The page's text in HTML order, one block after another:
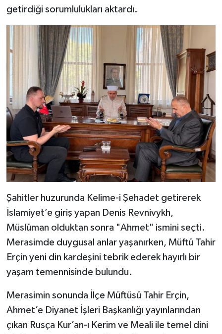
getirdiği sorumlulukları aktardı.
Şahitler huzurunda Kelime-i Şehadet getirerek
İslamiyet’e giriş yapan Denis Revnivykh,
Müslüman olduktan sonra "Ahmet" ismini seçti.
Merasimde duygusal anlar yaşanırken, Müftü Tahir
Erçin yeni din kardeşini tebrik ederek hayırlı bir
yaşam temennisinde bulundu.
Merasimin sonunda İlçe Müftüsü Tahir Erçin,
Ahmet’e Diyanet İşleri Başkanlığı yayınlarından
çıkan Rusça Kur’an-ı Kerim ve Meali ile temel dini
Bursa Müftülüğü
Çanakkale Müftülüğü
Çankırı Müftülüğü
Çorum Müftülüğü
Denizli Müftülüğü
Diyarbakır Müftülüğü
Düzce Müftülüğü
Edirne Müftülüğü
Elazığ Müftülüğü
Erzincan Müftülüğü
Erzurum Müftülüğü
Eskişehir Müftülüğü
Duyurular
Podcast
Bilim, Teknoloji
Biyografiler
Diyanet TV
İhtida Haberleri
YAŞAM